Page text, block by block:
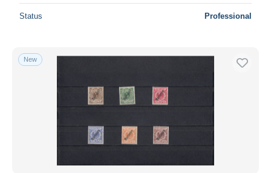
Status Professional
New